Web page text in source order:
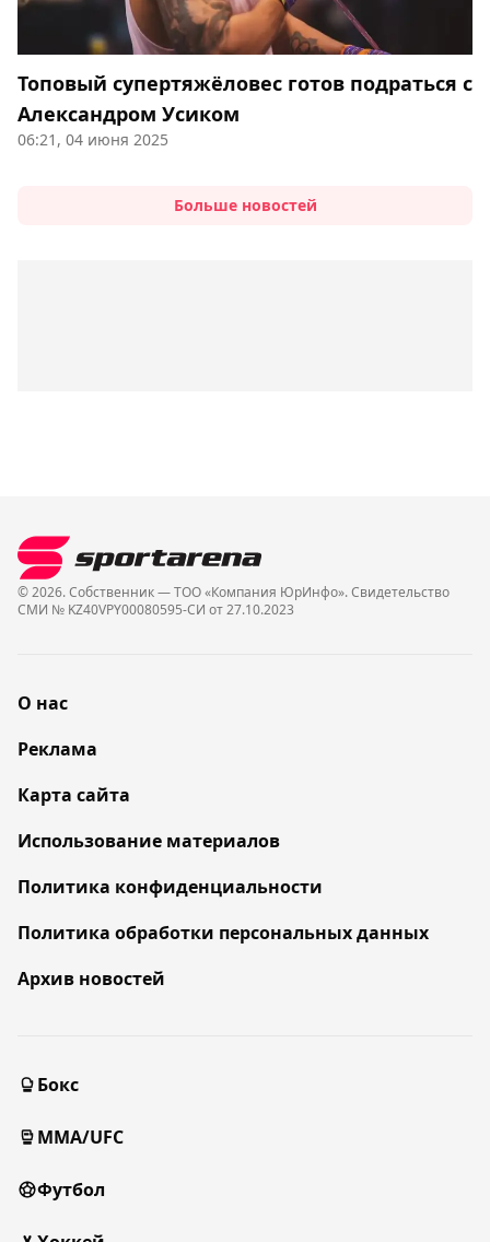
Топовый супертяжёловес готов подраться с
Александром Усиком
06:21, 04 июня 2025
Больше новостей
© 2026. Собственник — ТОО «Компания ЮрИнфо». Cвидетельство
СМИ № KZ40VPY00080595-СИ от 27.10.2023
О нас
Реклама
Карта сайта
Использование материалов
Политика конфиденциальности
Политика обработки персональных данных
Архив новостей
Бокс
MMA/UFC
Футбол